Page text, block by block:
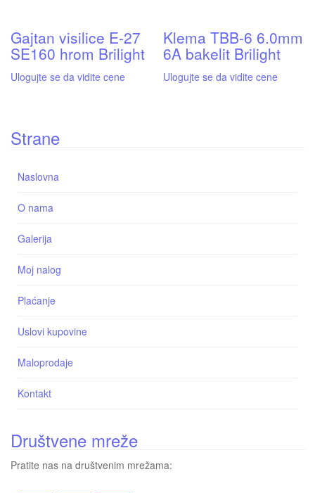
Gajtan visilice E-27
SE160 hrom Brilight
Ulogujte se da vidite cene
Klema TBB-6 6.0mm
6A bakelit Brilight
Ulogujte se da vidite cene
Strane
Naslovna
O nama
Galerija
Moj nalog
Plaćanje
Uslovi kupovine
Maloprodaje
Kontakt
Društvene mreže
Pratite nas na društvenim mrežama: